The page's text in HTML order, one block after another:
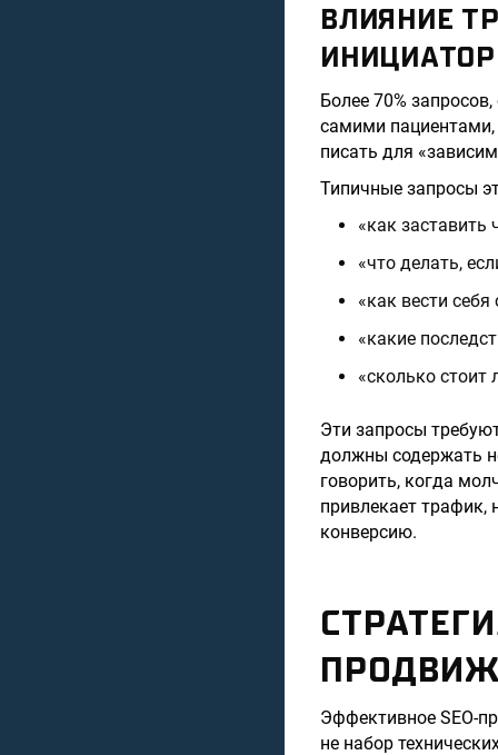
ВЛИЯНИЕ
Более 70%
самими пациентами,
писать для
Типичные запросы
«как заставить
«что делать,
«как вести
«какие
«сколько стоит
Эти запросы
должны содержать
говорить, когда
привлекает
конверсию.
Эффективное SEO-
не набор